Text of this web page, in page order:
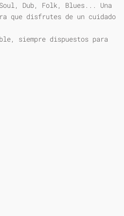
Dub, Folk, Blues... Una
que disfrutes de un cuidado
siempre dispuestos para